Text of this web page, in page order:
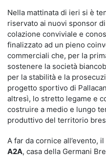
Nella mattinata di ieri si è
riservato ai nuovi sponsor di
colazione conviviale e
finalizzato ad un pieno
commerciali che, per la
sostenere la società
per la stabilità e la
progetto sportivo di
altresì, lo stretto legame e
costruire a medio e lungo
produttivo del territorio
A far da cornice all’evento,
A2A, casa della Germani